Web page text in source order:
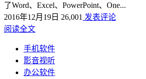
了Word、Excel、PowerPoint、One...
2016年12月19日 26,001 发表评论
阅读全文
手机软件
影音视听
办公软件